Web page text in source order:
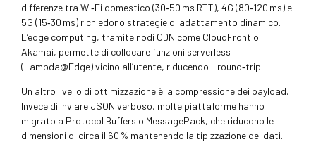
differenze tra Wi‑Fi domestico (30‑50 ms RTT), 4G (80‑120 ms) e
5G (15‑30 ms) richiedono strategie di adattamento dinamico.
L’edge computing, tramite nodi CDN come CloudFront o
Akamai, permette di collocare funzioni serverless
(Lambda@Edge) vicino all’utente, riducendo il round‑trip.
Un altro livello di ottimizzazione è la compressione dei payload.
Invece di inviare JSON verboso, molte piattaforme hanno
migrato a Protocol Buffers o MessagePack, che riducono le
dimensioni di circa il 60 % mantenendo la tipizzazione dei dati.